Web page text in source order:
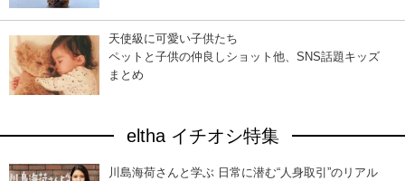
天使級に可愛い子供たち
ペットと子供の仲良しショット他、SNS話題キッズ
まとめ
eltha イチオシ特集
川島海荷さんと学ぶ 日常に潜む“人身取引”のリアル